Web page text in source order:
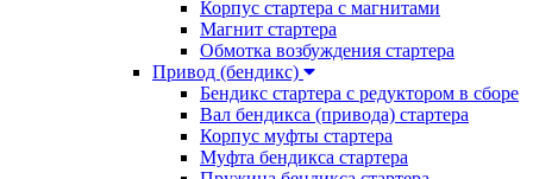
Корпус стартера с магнитами
Магнит стартера
Обмотка возбуждения стартера
Привод (бендикс)
Бендикс стартера с редуктором в сборе
Вал бендикса (привода) стартера
Корпус муфты стартера
Муфта бендикса стартера